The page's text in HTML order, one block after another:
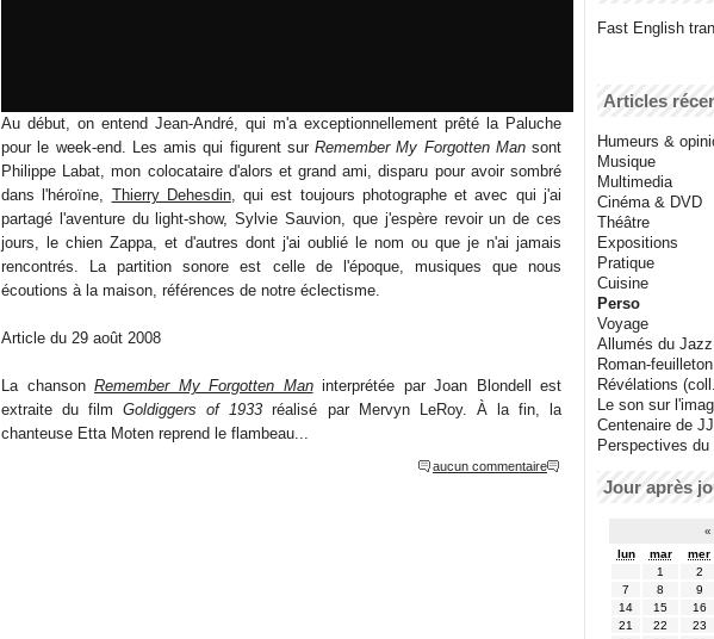
Au début, on entend Jean-André, qui m'a exceptionnellement prêté la Paluche
pour le week-end. Les amis qui figurent sur Remember My Forgotten Mansont
Philippe Labat, mon colocataire d'alors et grand ami, disparu pour avoir sombré
dans l'héroïne, Thierry Dehesdin, qui est toujours photographe et avec qui j'ai
partagé l'aventure du light-show, Sylvie Sauvion, que j'espère revoir un de ces
jours, le chien Zappa, et d'autres dont j'ai oublié le nom ou que je n'ai jamais
rencontrés. La partition sonore est celle de l'époque, musiques que nous
écoutions à la maison, références de notre éclectisme.
Article du 29 août 2008
La chanson Remember My Forgotten Maninterprétée par Joan Blondell est
extraite du filmGoldiggers of 1933 réalisé par Mervyn LeRoy. À la fin, la
chanteuse Etta Moten reprend le flambeau...
aucun commentaire
Fast English
Articles
Humeurs &
Musique
Multimedia
Cinéma & DVD
Théâtre
Expositions
Pratique
Cuisine
Perso
Voyage
Allumés du Jazz
Roman-feuilleton
Révélations
Le son sur
Centenaire de
Perspectives
Jour après
«
lun
mar mer
1
2
7
8 9
14
15 16
21
22 23